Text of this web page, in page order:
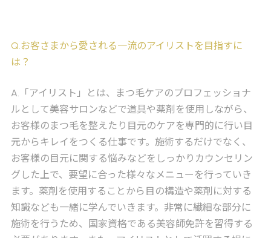
Q.お客さまから愛される一流のアイリストを目指すに
は？
A.「アイリスト」とは、まつ毛ケアのプロフェッショナ
ルとして美容サロンなどで道具や薬剤を使用しながら、
お客様のまつ毛を整えたり目元のケアを専門的に行い目
元からキレイをつくる仕事です。施術するだけでなく、
お客様の目元に関する悩みなどをしっかりカウンセリン
グした上で、要望に合った様々なメニューを行っていき
ます。薬剤を使用することから目の構造や薬剤に対する
知識なども一緒に学んでいきます。非常に繊細な部分に
施術を行うため、国家資格である美容師免許を習得する